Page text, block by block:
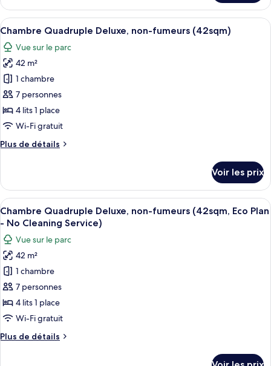
fumeurs
(50sqm,
Eco
Plan
-
No
Cleaning
Service)
le
type
de
Chambre
Quadruple
Supérieure,
non-
fumeurs
(50sqm,
Eco
Plan
No
Afficher
toutes
les
photos
pour
ce
type
de
chambre :
Chambre
non-
fumeurs
(42sqm)
Une chambre d’hôtel avec un lit, un
11
Chambre Quadruple Deluxe, non-fumeurs (42sqm)
Vue sur le parc
42 m²
1 chambre
7 personnes
4 lits 1 place
Wi-Fi gratuit
Plus de détails
Plus
le
type
de
chambre
Quadruple
Deluxe,
non-
fumeurs
(42sqm)
Voir les prix
Afficher
toutes
les
photos
pour
ce
type
de
chambre :
Quadruple
Une chambre d’hôtel avec un lit, un
11
Chambre Quadruple Deluxe, non-fumeurs (42sqm, Eco Plan
- No Cleaning Service)
Vue sur le parc
42 m²
1 chambre
7 personnes
4 lits 1 place
Wi-Fi gratuit
Plus de détails
Plus